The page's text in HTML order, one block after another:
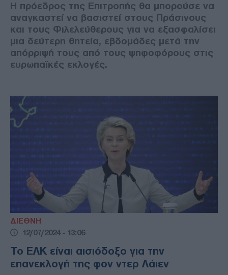
Η πρόεδρος της Επιτροπής θα μπορούσε να
αναγκαστεί να βασιστεί στους Πράσινους
και τους Φιλελεύθερους για να εξασφαλίσει
μια δεύτερη θητεία, εβδομάδες μετά την
απόρριψή τους από τους ψηφοφόρους στις
ευρωπαϊκές εκλογές.
ΔΙΕΘΝΗ
12/07/2024 - 13:06
Το ΕΛΚ είναι αισιόδοξο για την
επανεκλογή της φον ντερ Λάιεν